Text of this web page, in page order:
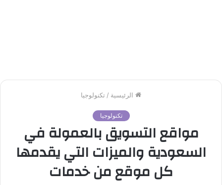
الرئيسية / تكنولوجيا
تكنولوجيا
مواقع التسويق بالعمولة في
السعودية والميزات التي يقدمها
كل موقع من خدمات